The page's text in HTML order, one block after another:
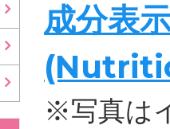
成分表
※写真は